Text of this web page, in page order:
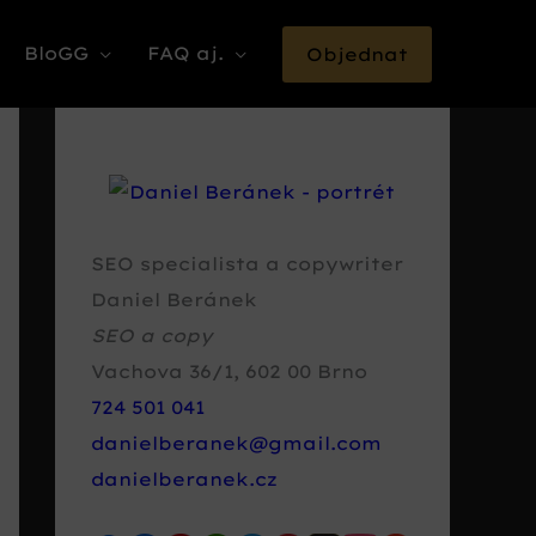
BloGG FAQ aj. Objednat
SEO specialista a copywriter
Daniel Beránek
SEO a copy
Vachova 36/1, 602 00 Brno
724 501 041
danielberanek@gmail.com
danielberanek.cz